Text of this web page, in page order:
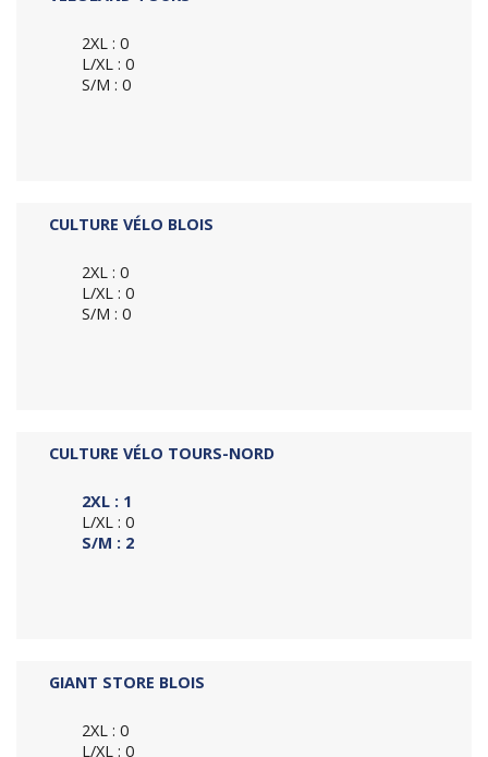
2XL : 0
L/XL : 0
S/M : 0
CULTURE VÉLO BLOIS
2XL : 0
L/XL : 0
S/M : 0
CULTURE VÉLO TOURS-NORD
2XL : 1
L/XL : 0
S/M : 2
GIANT STORE BLOIS
2XL : 0
L/XL : 0